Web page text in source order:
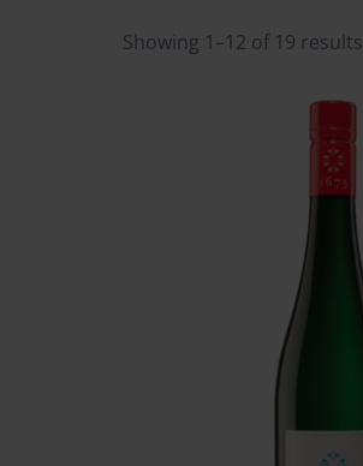
Showing 1–12 of 19 results